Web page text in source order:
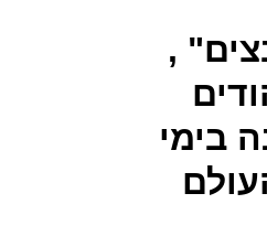
,
בימי